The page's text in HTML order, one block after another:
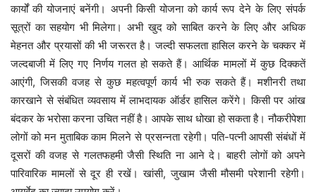
कार्यों की योजनाएं बनेंगी। अपनी किसी योजना को कार्य रूप देने के लिए संपर्क
सूत्रों का सहयोग भी मिलेगा। अभी खुद को साबित करने के लिए और अधिक
मेहनत और प्रयासों की भी जरूरत है। जल्दी सफलता हासिल करने के चक्कर में
जल्दबाजी में लिए गए निर्णय गलत हो सकते हैं। आर्थिक मामलों में कुछ दिक्कतें
आएंगी, जिसकी वजह से कुछ महत्वपूर्ण कार्य भी रुक सकते हैं। मशीनरी तथा
कारखाने से संबंधित व्यवसाय में लाभदायक ऑर्डर हासिल करेंगे। किसी पर आंख
बंदकर के भरोसा करना उचित नहीं है। आपके साथ धोखा हो सकता है। नौकरीपेशा
लोगों को मन मुताबिक काम मिलने से प्रसन्नता रहेगी। पति-पत्नी आपसी संबंधों में
दूसरों की वजह से गलतफहमी जैसी स्थिति ना आने दे। बाहरी लोगों को अपने
पारिवारिक मामलों से दूर ही रखें। खांसी, जुखाम जैसी मौसमी परेशानी रहेगी।